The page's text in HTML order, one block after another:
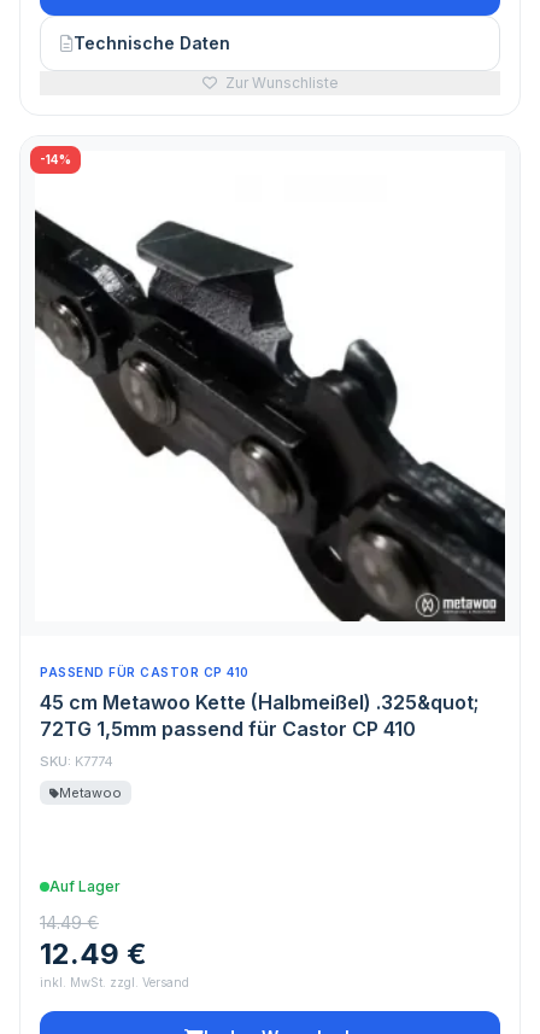
Technische Daten
Zur Wunschliste
-14%
PASSEND FÜR CASTOR CP 410
45 cm Metawoo Kette (Halbmeißel) .325&quot;
72TG 1,5mm passend für Castor CP 410
SKU: K7774
Metawoo
Auf Lager
14.49 €
12.49 €
inkl. MwSt. zzgl. Versand